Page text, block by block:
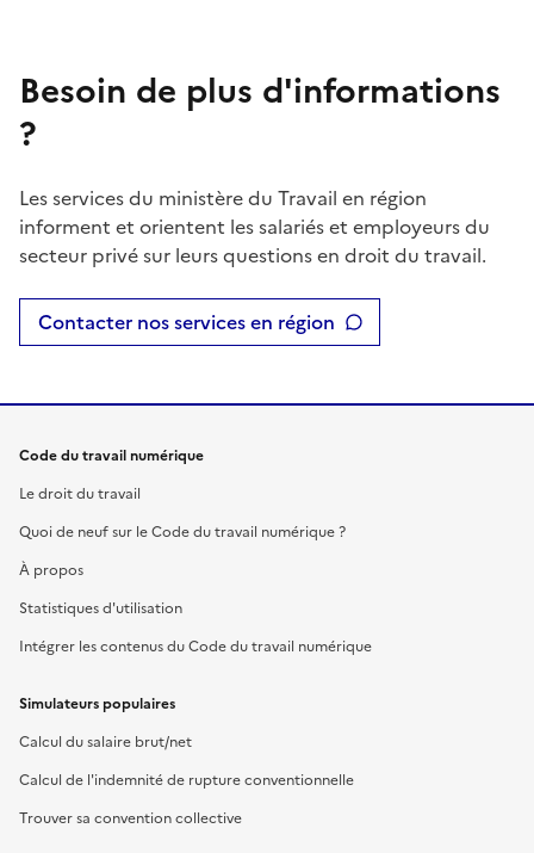
Besoin de plus d'informations
?
Les services du ministère du Travail en région
informent et orientent les salariés et employeurs du
secteur privé sur leurs questions en droit du travail.
Contacter nos services en région
Code du travail numérique
Le droit du travail
Quoi de neuf sur le Code du travail numérique ?
À propos
Statistiques d'utilisation
Intégrer les contenus du Code du travail numérique
Simulateurs populaires
Calcul du salaire brut/net
Calcul de l'indemnité de rupture conventionnelle
Trouver sa convention collective